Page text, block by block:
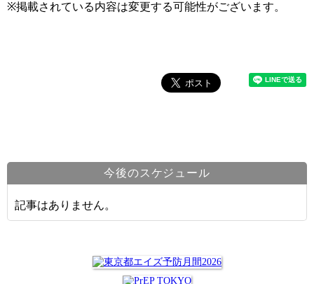
※掲載されている内容は変更する可能性がございます。
今後のスケジュール
記事はありません。